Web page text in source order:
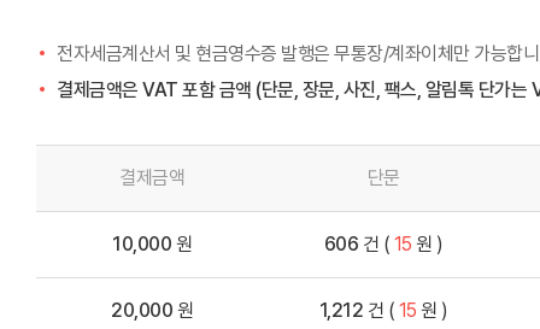
전자세금계산서 및 현금영수증 발행은 무통장/계좌이체만 가능합
결제금액은 VAT 포함 금액 (단문, 장문, 사진, 팩스, 알림톡 단가는
결제금액 단문
10,000 원 606 건 ( 15 원 )
20,000 원 1,212 건 ( 15 원 )